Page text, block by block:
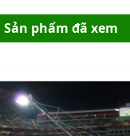
Sản phẩm đã xem